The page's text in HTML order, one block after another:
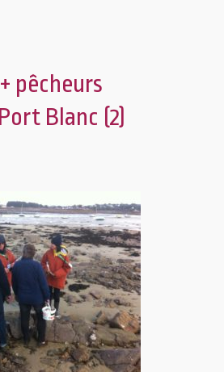
pêcheurs
Blanc (2)